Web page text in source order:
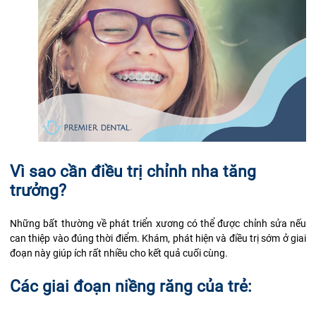
Vì sao cần điều trị chỉnh nha tăng
trưởng?
Những bất thường về phát triển xương có thể được chỉnh sửa nếu
can thiệp vào đúng thời điểm. Khám, phát hiện và điều trị sớm ở giai
đoạn này giúp ích rất nhiều cho kết quả cuối cùng.
Các giai đoạn niềng răng của trẻ: